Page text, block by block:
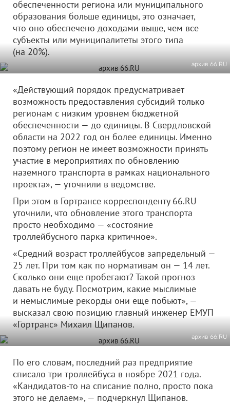
обеспеченности региона или муниципального
образования больше единицы, это означает,
что оно обеспечено доходами выше, чем все
субъекты или муниципалитеты этого типа
(на 20%).
архив 66.RU
«Действующий порядок предусматривает
возможность предоставления субсидий только
регионам с низким уровнем бюджетной
обеспеченности — до единицы. В Свердловской
области на 2022 год он более единицы. Именно
поэтому регион не имеет возможности принять
участие в мероприятиях по обновлению
наземного транспорта в рамках национального
проекта», — уточнили в ведомстве.
При этом в Гортрансе корреспонденту 66.RU
уточнили, что обновление этого транспорта
просто необходимо — «состояние
троллейбусного парка критичное».
«Средний возраст троллейбусов запредельный —
25 лет. При том как по нормативам он — 14 лет.
Сколько они еще пробегают? Такой прогноз
давать не буду. Посмотрим, какие мыслимые
и немыслимые рекорды они еще побьют», —
высказал свою позицию главный инженер ЕМУП
«Гортранс» Михаил Щипанов.
архив 66.RU
По его словам, последний раз предприятие
списало три троллейбуса в ноябре 2021 года.
«Кандидатов-то на списание полно, просто пока
этого не делаем», — подчеркнул Щипанов.